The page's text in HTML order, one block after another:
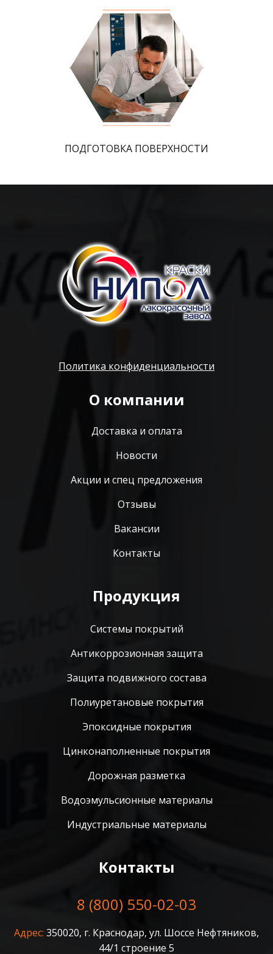
ПОДГОТОВКА ПОВЕРХНОСТИ
Политика конфиденциальности
О компании
Доставка и оплата
Новости
Акции и спец предложения
Отзывы
Вакансии
Контакты
Продукция
Системы покрытий
Антикоррозионная защита
Защита подвижного состава
Полиуретановые покрытия
Эпоксидные покрытия
Цинконаполненные покрытия
Дорожная разметка
Водоэмульсионные материалы
Индустриальные материалы
Контакты
8 (800) 550-02-03
Адрес: 350020, г. Краснодар, ул. Шоссе Нефтяников,
44/1 строение 5